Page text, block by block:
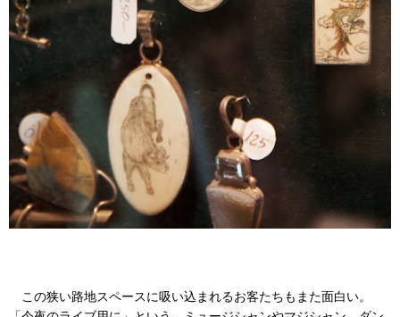
この狭い路地スペースに吸い込まれるお客たちもまた面白い。